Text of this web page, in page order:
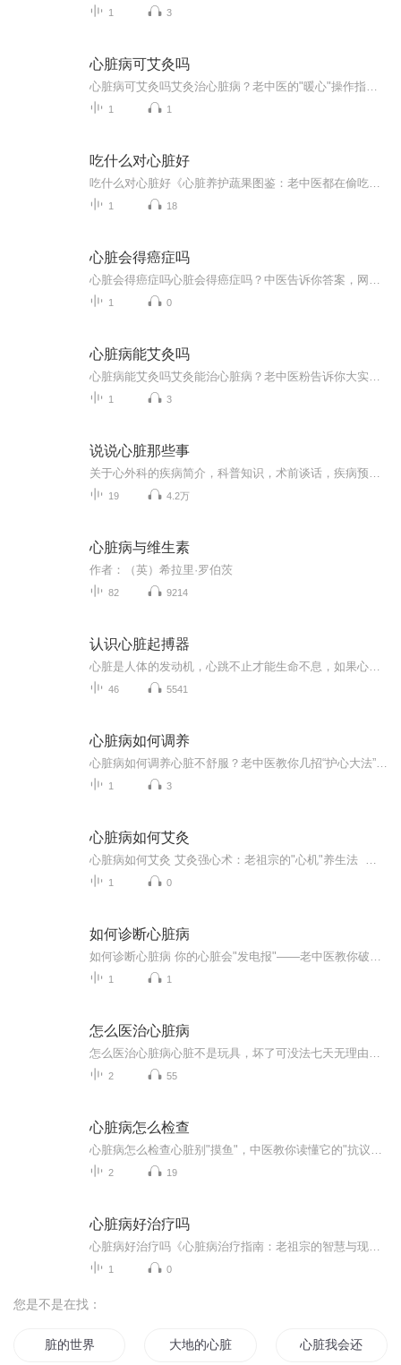
1 3
心脏病可艾灸吗
1 1
吃什么对心脏好
1 18
心脏会得癌症吗
1 0
心脏病能艾灸吗
1 3
说说心脏那些事
19 4.2万
心脏病与维生素
作者：（英）希拉里·罗伯茨
82 9214
认识心脏起搏器
46 5541
心脏病如何调养
1 3
心脏病如何艾灸
1 0
如何诊断心脏病
1 1
怎么医治心脏病
2 55
心脏病怎么检查
2 19
心脏病好治疗吗
1 0
您是不是在找：
脏的世界 大地的心脏 心脏我会还给你